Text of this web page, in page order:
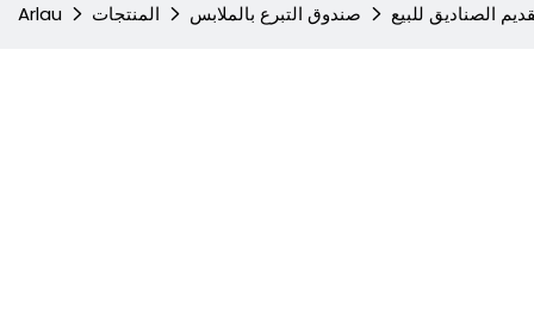
Arlau المنتجات صندوق التبرع بالملابس الصناديق للبيع